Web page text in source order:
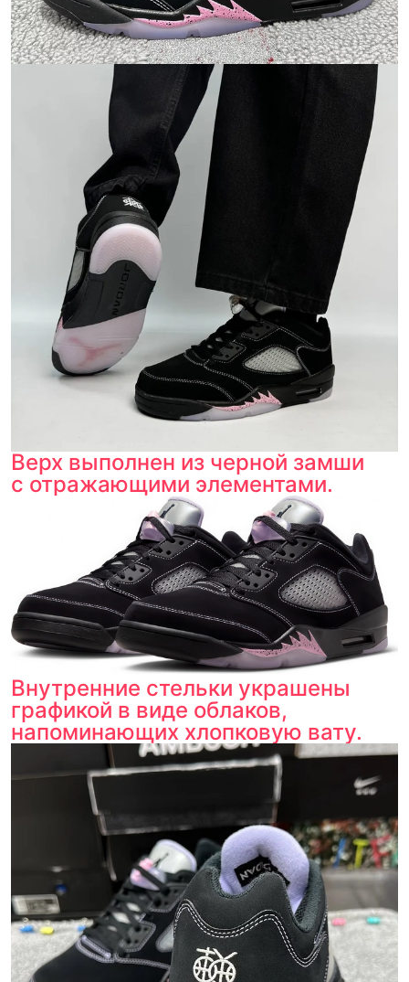
Верх выполнен из черной замши
с отражающими элементами.
Внутренние стельки украшены
графикой в виде облаков,
напоминающих хлопковую вату.